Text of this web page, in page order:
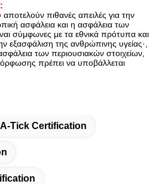
πιθανές απειλές για την
ασφάλεια και η ασφάλεια των
σύμφωνες με τα εθνικά πρότυπα και
εξασφάλιση της ανθρώπινης υγείας·,
των περιουσιακών στοιχείων,
πρέπει να υποβάλλεται
Tick Certification